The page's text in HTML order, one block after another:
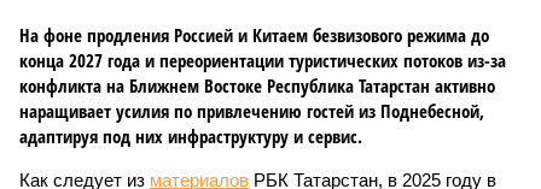
На фоне продления Россией и Китаем безвизового режима до
конца 2027 года и переориентации туристических потоков из-за
конфликта на Ближнем Востоке Республика Татарстан активно
наращивает усилия по привлечению гостей из Поднебесной,
адаптируя под них инфраструктуру и сервис.
Как следует из материалов РБК Татарстан, в 2025 году в